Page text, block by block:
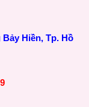
Hiền, Tp. Hồ